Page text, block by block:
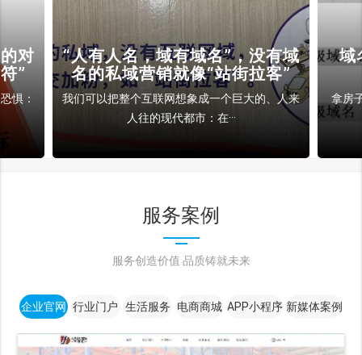
对
”
惧：
“人有人名，域有域名”，没有域
名的私域营销就像“站街拉客”
我们可以把整个互联网想象成一个巨大的、人来
人往的现代都市：在···
域
拿房
服务案例
服务创造价值 品质铸就未来
企业官网 行业门户 生活服务 电商商城 APP小程序 新媒体案例